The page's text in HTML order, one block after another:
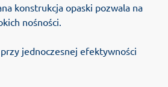
konstrukcja opaski pozwala na
nośności.
jednoczesnej efektywności